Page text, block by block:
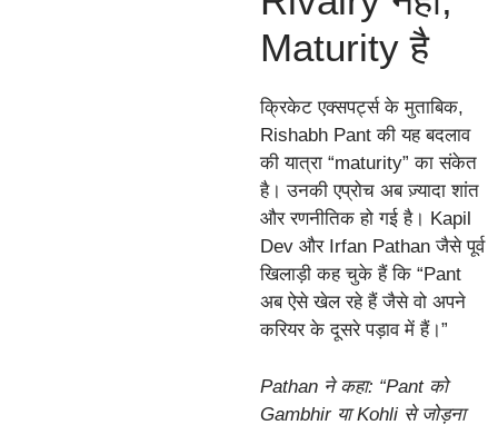
Maturity है
क्रिकेट एक्सपर्ट्स के मुताबिक,
Rishabh Pant की यह बदलाव
की यात्रा “maturity” का संकेत
है। उनकी एप्रोच अब ज़्यादा शांत
और रणनीतिक हो गई है। Kapil
Dev और Irfan Pathan जैसे पूर्व
खिलाड़ी कह चुके हैं कि “Pant
अब ऐसे खेल रहे हैं जैसे वो अपने
करियर के दूसरे पड़ाव में हैं।”
Pathan ने कहा: “Pant को
Gambhir या Kohli से जोड़ना